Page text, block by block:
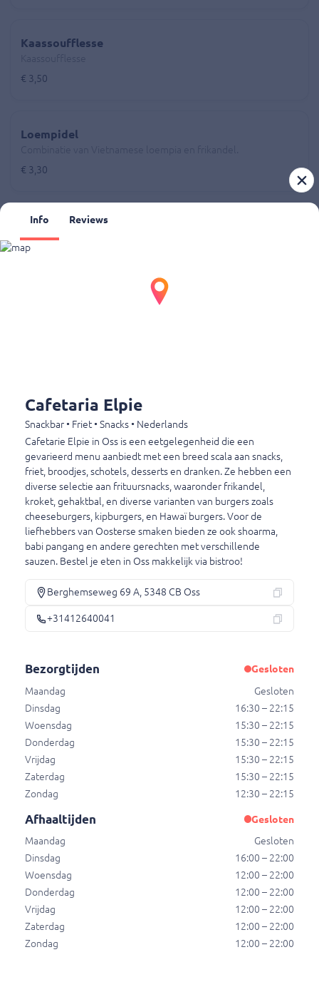
Kaassoufflesse
€ 3,50
Loempidel
€ 3,30
Vietnamese loempia
Twee stuks inclusief saus.
Kipfrikandel
Halal.
€ 3,30
Knakworst
Knakworst
€ 3,60
Ham kaassoufflé
€ 3,50
Cheesecrack
Vegetarische bamischijf
Vegetarische bamischijf
Vegetarische loempia
Vegetarische loempia
Info Reviews
Cafetaria Elpie
Snackbar • Friet • Snacks • Nederlands
Cafetarie Elpie in Oss is een eetgelegenheid die een
gevarieerd menu aanbiedt met een breed scala aan snacks,
friet, broodjes, schotels, desserts en dranken. Ze hebben een
diverse selectie aan frituursnacks, waaronder frikandel,
kroket, gehaktbal, en diverse varianten van burgers zoals
cheeseburgers, kipburgers, en Hawaï burgers. Voor de
liefhebbers van Oosterse smaken bieden ze ook shoarma,
babi pangang en andere gerechten met verschillende
sauzen. Bestel je eten in Oss makkelijk via bistroo!
Berghemseweg 69 A, 5348 CB Oss
+31412640041
Bezorgtijden
Gesloten
Maandag
Gesloten
Dinsdag
16:30 – 22:15
Woensdag
15:30 – 22:15
Donderdag
15:30 – 22:15
Vrijdag
15:30 – 22:15
Zaterdag
15:30 – 22:15
Zondag
12:30 – 22:15
Afhaaltijden
Gesloten
Maandag
Gesloten
Dinsdag
16:00 – 22:00
Woensdag
12:00 – 22:00
Donderdag
12:00 – 22:00
Vrijdag
12:00 – 22:00
Zaterdag
12:00 – 22:00
Zondag
12:00 – 22:00